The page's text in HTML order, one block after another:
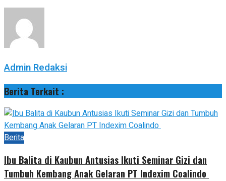
Admin Redaksi
Berita Terkait :
Berita
Ibu Balita di Kaubun Antusias Ikuti Seminar Gizi dan
Tumbuh Kembang Anak Gelaran PT Indexim Coalindo